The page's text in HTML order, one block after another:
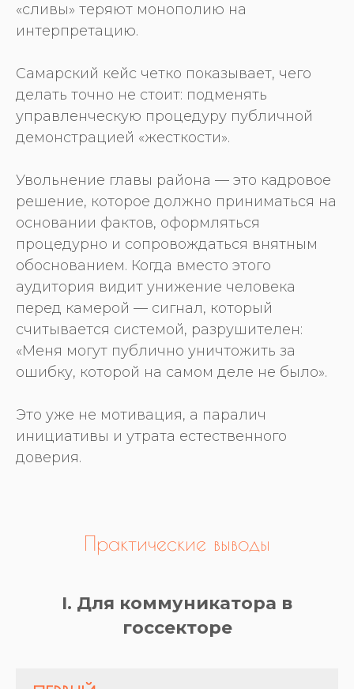
«сливы» теряют монополию на
интерпретацию.
Самарский кейс четко показывает, чего
делать точно не стоит: подменять
управленческую процедуру публичной
демонстрацией «жесткости».
Увольнение главы района — это кадровое
решение, которое должно приниматься на
основании фактов, оформляться
процедурно и сопровождаться внятным
обоснованием. Когда вместо этого
аудитория видит унижение человека
перед камерой — сигнал, который
считывается системой, разрушителен:
«Меня могут публично уничтожить за
ошибку, которой на самом деле не было».
Это уже не мотивация, а паралич
инициативы и утрата естественного
доверия.
Практические выводы
I. Для коммуникатора в
госсекторе